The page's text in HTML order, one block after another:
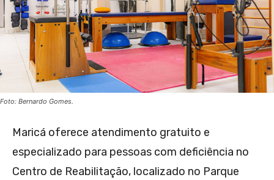
Foto: Bernardo Gomes.
Maricá oferece atendimento gratuito e
especializado para pessoas com deficiência no
Centro de Reabilitação, localizado no Parque